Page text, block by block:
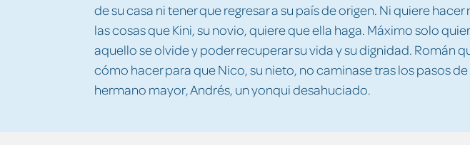
de su casa ni tener que regresar a su país de origen. Ni quiere
las cosas que Kini, su novio, quiere que ella haga. Máximo solo
aquello se olvide y poder recuperar su vida y su dignidad. Román
cómo hacer para que Nico, su nieto, no caminase tras los pasos de
hermano mayor, Andrés, un yonqui desahuciado.